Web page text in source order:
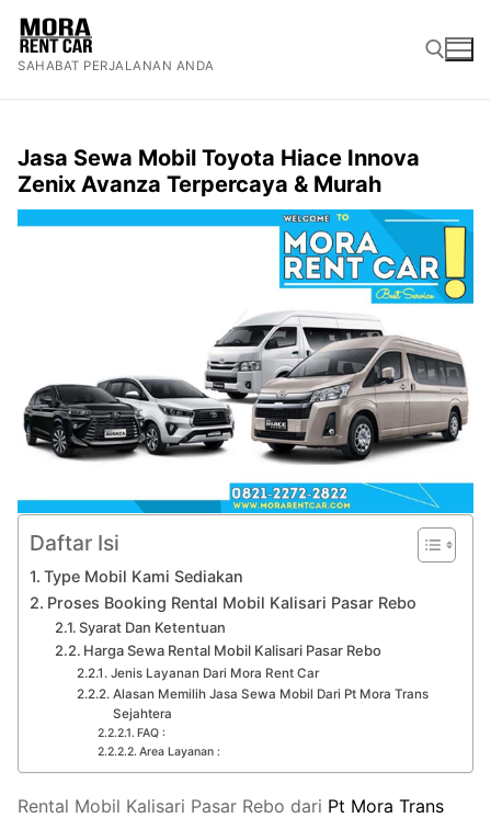
Lompat
konten
SAHABAT PERJALANAN ANDA
Jasa Sewa Mobil Toyota Hiace Innova
Zenix Avanza Terpercaya & Murah
Daftar Isi
Type Mobil Kami Sediakan
Proses Booking Rental Mobil Kalisari Pasar Rebo
Syarat Dan Ketentuan
Harga Sewa Rental Mobil Kalisari Pasar Rebo
Jenis Layanan Dari Mora Rent Car
Alasan Memilih Jasa Sewa Mobil Dari Pt Mora Trans
Sejahtera
FAQ :
Area Layanan :
Rental Mobil Kalisari Pasar Rebo dari Pt Mora Trans